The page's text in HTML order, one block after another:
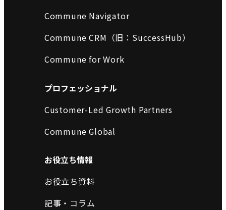
Commune Navigator
Commune CRM（旧：SuccessHub）
Commune for Work
プロフェッショナル
Customer-Led Growth Partners
Commune Global
お役立ち情報
お役立ち資料
記事・コラム